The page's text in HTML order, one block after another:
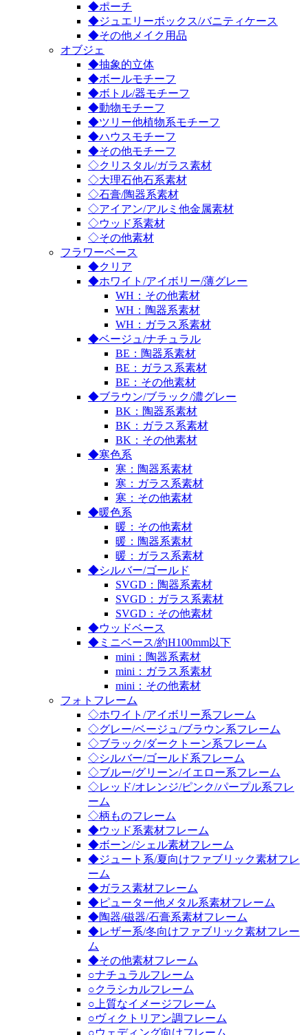
◆ポーチ
◆ジュエリーボックス/バニティケース
◆その他メイク用品
オブジェ
◆抽象的立体
◆ボールモチーフ
◆ボトル/器モチーフ
◆動物モチーフ
◆ツリー他植物系モチーフ
◆ハウスモチーフ
◆その他モチーフ
◇クリスタル/ガラス素材
◇大理石他石系素材
◇石膏/陶器系素材
◇アイアン/アルミ他金属素材
◇ウッド系素材
◇その他素材
フラワーベース
◆クリア
◆ホワイト/アイボリー/薄グレー
WH：その他素材
WH：陶器系素材
WH：ガラス系素材
◆ベージュ/ナチュラル
BE：陶器系素材
BE：ガラス系素材
BE：その他素材
◆ブラウン/ブラック/濃グレー
BK：陶器系素材
BK：ガラス系素材
BK：その他素材
◆寒色系
寒：陶器系素材
寒：ガラス系素材
寒：その他素材
◆暖色系
暖：その他素材
暖：陶器系素材
暖：ガラス系素材
◆シルバー/ゴールド
SVGD：陶器系素材
SVGD：ガラス系素材
SVGD：その他素材
◆ウッドベース
◆ミニベース/約H100mm以下
mini：陶器系素材
mini：ガラス系素材
mini：その他素材
フォトフレーム
◇ホワイト/アイボリー系フレーム
◇グレー/ベージュ/ブラウン系フレーム
◇ブラック/ダークトーン系フレーム
◇シルバー/ゴールド系フレーム
◇ブルー/グリーン/イエロー系フレーム
◇レッド/オレンジ/ピンク/パープル系フレ
ーム
◇柄ものフレーム
◆ウッド系素材フレーム
◆ボーン/シェル素材フレーム
◆ジュート系/夏向けファブリック素材フレ
ーム
◆ガラス素材フレーム
◆ピューター他メタル系素材フレーム
◆陶器/磁器/石膏系素材フレーム
◆レザー系/冬向けファブリック素材フレー
ム
◆その他素材フレーム
○ナチュラルフレーム
○クラシカルフレーム
○上質なイメージフレーム
○ヴィクトリアン調フレーム